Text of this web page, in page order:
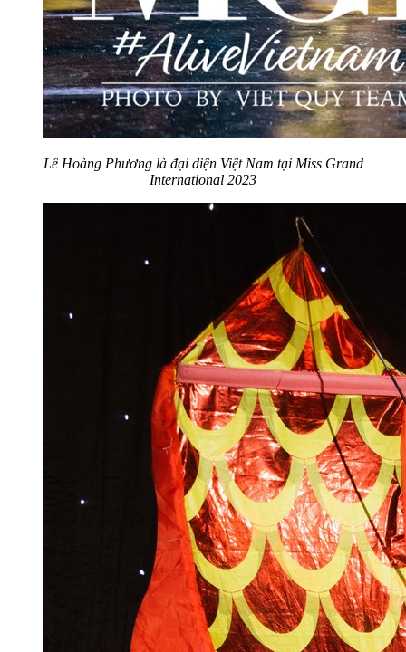
Lê Hoàng Phương là đại diện Việt Nam tại Miss Grand
International 2023